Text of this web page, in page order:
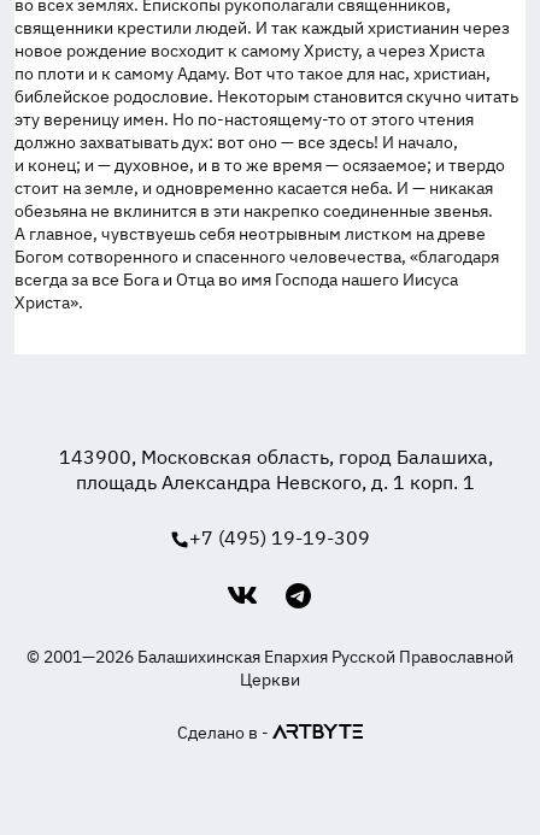
во всех землях. Епископы рукополагали священников,
священники крестили людей. И так каждый христианин через
новое рождение восходит к самому Христу, а через Христа
по плоти и к самому Адаму. Вот что такое для нас, христиан,
библейское родословие. Некоторым становится скучно читать
эту вереницу имен. Но по-настоящему-тоот этого чтения
должно захватывать дух: вот оно — все здесь! И начало,
и конец; и — духовное, и в то же время — осязаемое; и твердо
стоит на земле, и одновременно касается неба. И — никакая
обезьяна не вклинится в эти накрепко соединенные звенья.
А главное, чувствуешь себя неотрывным листком на древе
Богом сотворенного и спасенного человечества, «благодаря
всегда за все Бога и Отца во имя Господа нашего Иисуса
Христа».
143900, Московская область, город Балашиха,
площадь Александра Невского, д. 1 корп. 1
+7 (495) 19-19-309
© 2001—2026 Балашихинская Епархия Русской Православной
Церкви
Сделано в -